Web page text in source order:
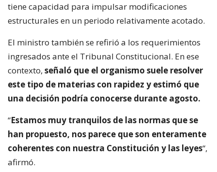
tiene capacidad para impulsar modificaciones
estructurales en un periodo relativamente acotado.
El ministro también se refirió a los requerimientos
ingresados ante el Tribunal Constitucional. En ese
contexto, señaló que el organismo suele resolver
este tipo de materias con rapidez y estimó que
una decisión podría conocerse durante agosto.
“Estamos muy tranquilos de las normas que se
han propuesto, nos parece que son enteramente
coherentes con nuestra Constitución y las leyes“,
afirmó.